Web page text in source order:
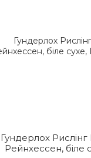
Гундерлох Рислінг
Рейнхессен, біле